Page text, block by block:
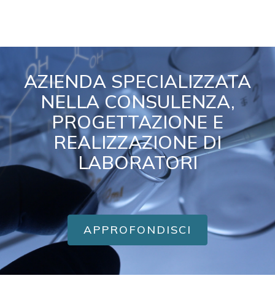
AZIENDA SPECIALIZZATA
NELLA CONSULENZA,
PROGETTAZIONE E
REALIZZAZIONE DI
LABORATORI
APPROFONDISCI